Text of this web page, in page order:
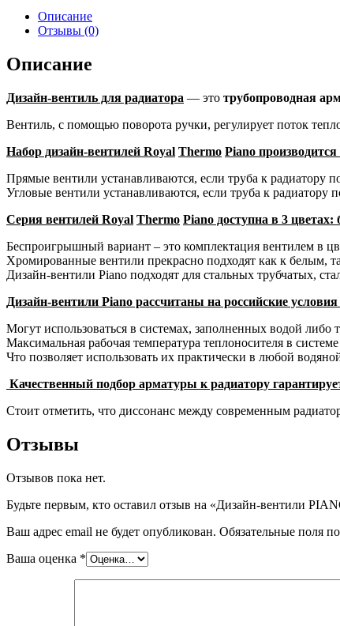
Описание
Отзывы (0)
Описание
Дизайн-вентиль для радиатора — это трубопроводная
Вентиль, с помощью поворота ручки, регулирует поток
Набор дизайн-вентилей Royal Thermo Piano
Прямые вентили устанавливаются, если труба к радиатору
Угловые вентили устанавливаются, если труба к радиатору
Серия вентилей Royal Thermo Piano доступна в 3 цветах:
Беспроигрышный вариант – это комплектация вентилем в
Хромированные вентили прекрасно подходят как к белым,
Дизайн-вентили Piano подходят для стальных трубчатых,
Дизайн-вентили Piano рассчитаны на российские
Могут использоваться в системах, заполненных водой либо
Максимальная рабочая температура теплоносителя в
Что позволяет использовать их практически в любой
Качественный подбор арматуры к радиатору
Стоит отметить, что диссонанс между современным
Отзывы
Отзывов пока нет.
Будьте первым, кто оставил отзыв на «Дизайн-вентили
Ваш адрес email не будет опубликован. Обязательные поля
Ваша оценка *